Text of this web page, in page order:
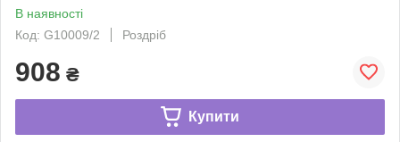
В наявності
Код: G10009/2
Роздріб
908 ₴
Купити